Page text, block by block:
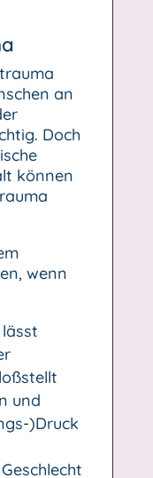
an
Doch
können
wenn
und
)Druck